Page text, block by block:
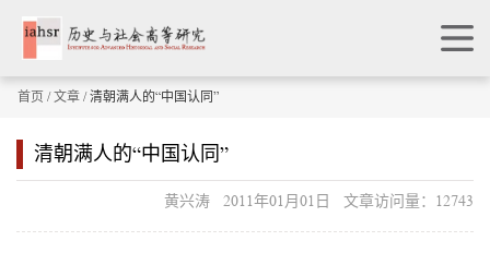
首页 /文章 / 清朝满人的“中国认同”
清朝满人的“中国认同”
黄兴涛 2011年01月01日 文章访问量：12743